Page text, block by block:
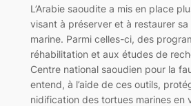
L’Arabie saoudite a mis en place
visant à préserver et à restaurer
marine. Parmi celles-ci, des
réhabilitation et aux études de
Centre national saoudien pour la
entend, à l’aide de ces outils,
nidification des tortues marines en